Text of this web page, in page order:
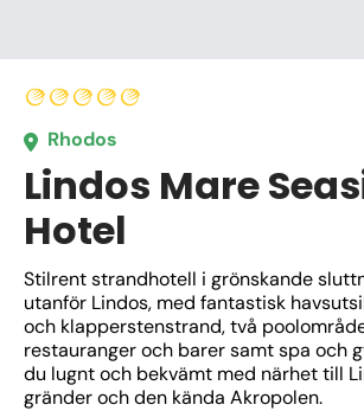
Rhodos
Lindos Mare
Hotel
Stilrent strandhotell i grönskande
utanför Lindos, med fantastisk
och klapperstenstrand, två
restauranger och barer samt spa och
du lugnt och bekvämt med närhet till
gränder och den kända Akropolen.